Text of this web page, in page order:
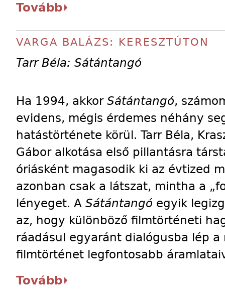
Tovább
VARGA BALÁZS: KERESZTÚTON
Tarr Béla: Sátántangó
Ha 1994, akkor Sátántangó,
evidens, mégis érdemes néhány
hatástörténete körül. Tarr Béla,
Gábor alkotása első pillantásra
óriásként magasodik ki az évtized
azonban csak a látszat, mintha a
lényeget. A Sátántangó egyik
az, hogy különböző filmtörténeti
ráadásul egyaránt dialógusba lép
filmtörténet legfontosabb
Tovább